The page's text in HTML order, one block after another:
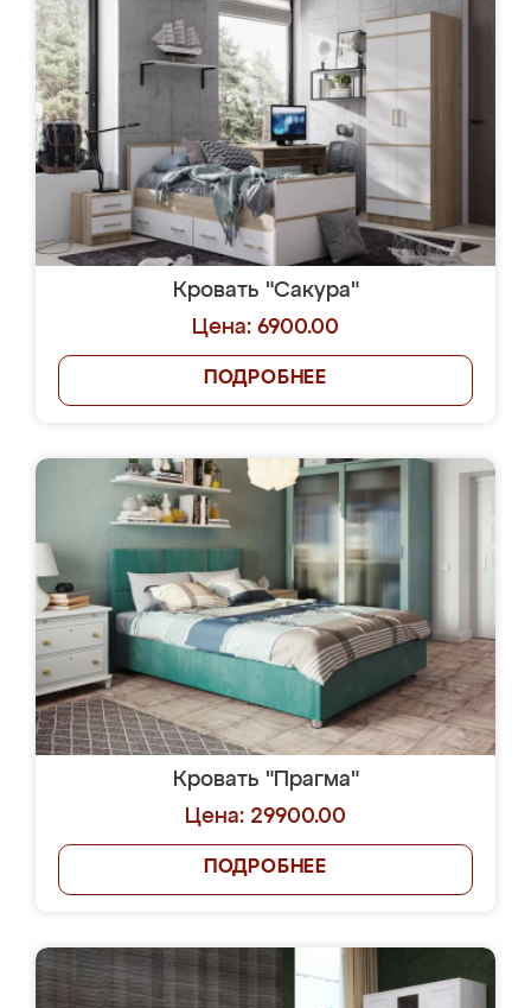
Кровать "Сакура"
Цена: 6900.00
ПОДРОБНЕЕ
Кровать "Прагма"
Цена: 29900.00
ПОДРОБНЕЕ